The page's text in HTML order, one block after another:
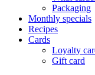
Packaging
Monthly specials
Recipes
Cards
Loyalty
Gift card